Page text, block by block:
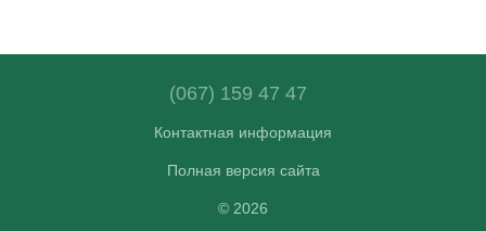
(067) 159 47 47
Контактная информация
Полная версия сайта
© 2026